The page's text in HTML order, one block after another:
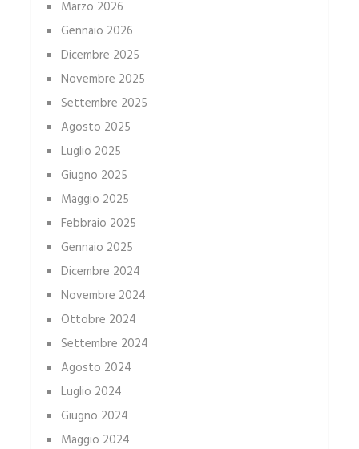
Marzo 2026
Gennaio 2026
Dicembre 2025
Novembre 2025
Settembre 2025
Agosto 2025
Luglio 2025
Giugno 2025
Maggio 2025
Febbraio 2025
Gennaio 2025
Dicembre 2024
Novembre 2024
Ottobre 2024
Settembre 2024
Agosto 2024
Luglio 2024
Giugno 2024
Maggio 2024